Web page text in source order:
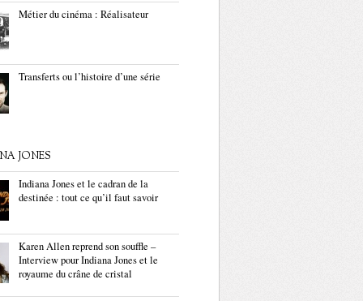
Métier du cinéma : Réalisateur
Transferts ou l’histoire d’une série
JONES
Indiana Jones et le cadran de la
destinée : tout ce qu’il faut savoir
Karen Allen reprend son souffle –
Interview pour Indiana Jones et le
royaume du crâne de cristal